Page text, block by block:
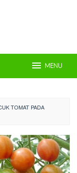
MENU
TOMAT PADA